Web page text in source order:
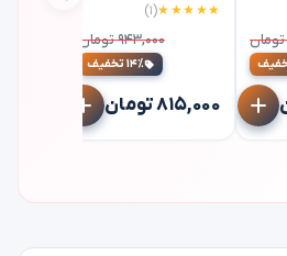
★★★★★(۱)
۹۴۳,۰۰۰ تومان
۱۴٪ تخفیف
۸۱۵,۰۰۰ تومان